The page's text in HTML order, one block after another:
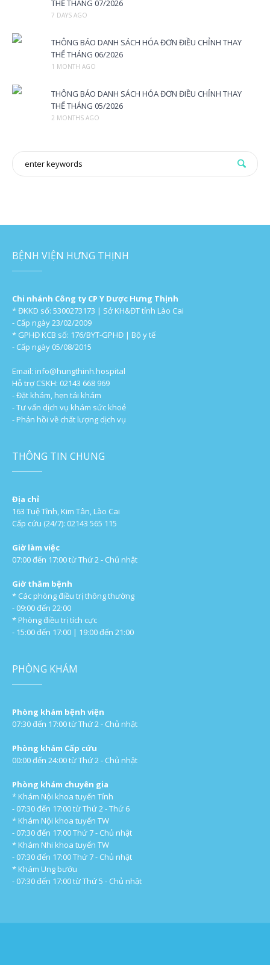
THẾ THÁNG 07/2026
7 DAYS AGO
THÔNG BÁO DANH SÁCH HÓA ĐƠN ĐIỀU CHỈNH THAY
THẾ THÁNG 06/2026
1 MONTH AGO
THÔNG BÁO DANH SÁCH HÓA ĐƠN ĐIỀU CHỈNH THAY
THẾ THÁNG 05/2026
2 MONTHS AGO
BỆNH VIỆN HƯNG THỊNH
Chi nhánh Công ty CP Y Dược Hưng Thịnh
* ĐKKD số: 5300273173 | Sở KH&ĐT tỉnh Lào Cai
- Cấp ngày 23/02/2009
* GPHĐ KCB số: 176/BYT-GPHĐ | Bộ y tế
- Cấp ngày 05/08/2015
Email: info@hungthinh.hospital
Hỗ trợ CSKH: 02143 668 969
- Đặt khám, hẹn tái khám
- Tư vấn dịch vụ khám sức khoẻ
- Phản hồi về chất lượng dịch vụ
THÔNG TIN CHUNG
Địa chỉ
163 Tuệ Tĩnh, Kim Tân, Lào Cai
Cấp cứu (24/7): 02143 565 115
Giờ làm việc
07:00 đến 17:00 từ Thứ 2 - Chủ nhật
Giờ thăm bệnh
* Các phòng điều trị thông thường
- 09:00 đến 22:00
* Phòng điều trị tích cực
- 15:00 đến 17:00 | 19:00 đến 21:00
PHÒNG KHÁM
Phòng khám bệnh viện
07:30 đến 17:00 từ Thứ 2 - Chủ nhật
Phòng khám Cấp cứu
00:00 đến 24:00 từ Thứ 2 - Chủ nhật
Phòng khám chuyên gia
* Khám Nội khoa tuyến Tỉnh
- 07:30 đến 17:00 từ Thứ 2 - Thứ 6
* Khám Nội khoa tuyến TW
- 07:30 đến 17:00 Thứ 7 - Chủ nhật
* Khám Nhi khoa tuyến TW
- 07:30 đến 17:00 Thứ 7 - Chủ nhật
* Khám Ung bướu
- 07:30 đến 17:00 từ Thứ 5 - Chủ nhật